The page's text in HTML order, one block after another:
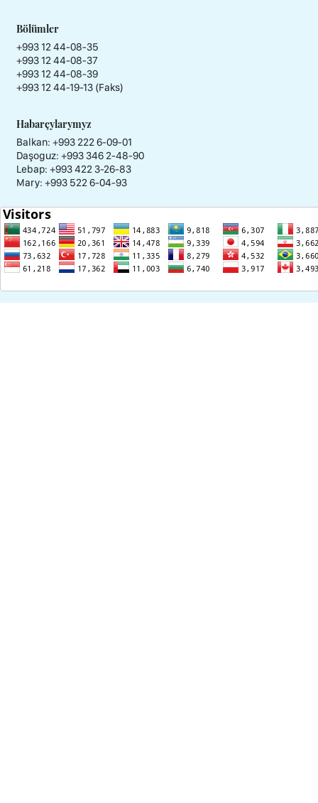
Bölümler
+993 12 44-08-35
+993 12 44-08-37
+993 12 44-08-39
+993 12 44-19-13 (Faks)
Habarçylarymyz
Balkan: +993 222 6-09-01
Daşoguz: +993 346 2-48-90
Lebap: +993 422 3-26-83
Mary: +993 522 6-04-93